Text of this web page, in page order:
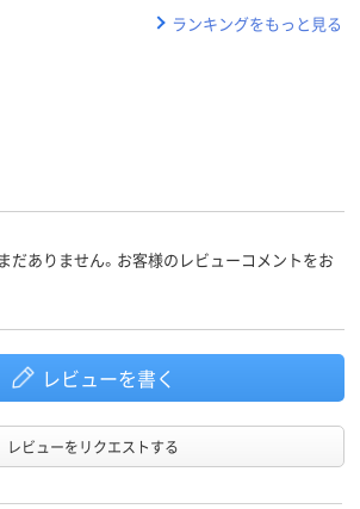
ランキングをもっと見る
だありません。お客様のレビューコメントをお
レビューを書く
レビューをリクエストする